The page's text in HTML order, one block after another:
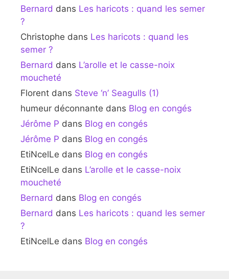
Bernard dans Les haricots : quand les semer
?
Christophe dans Les haricots : quand les
semer ?
Bernard dans L’arolle et le casse-noix
moucheté
Florent dans Steve ‘n’ Seagulls (1)
humeur déconnante dans Blog en congés
Jérôme P dans Blog en congés
Jérôme P dans Blog en congés
EtiNcelLe dans Blog en congés
EtiNcelLe dans L’arolle et le casse-noix
moucheté
Bernard dans Blog en congés
Bernard dans Les haricots : quand les semer
?
EtiNcelLe dans Blog en congés